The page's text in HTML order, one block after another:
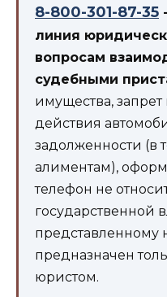
8-800-301-87-35
линия
вопросам
судебными
имущества,
действия
задолженности (в
алиментам),
телефон не
государственной
представленному
предназначен
юристом.